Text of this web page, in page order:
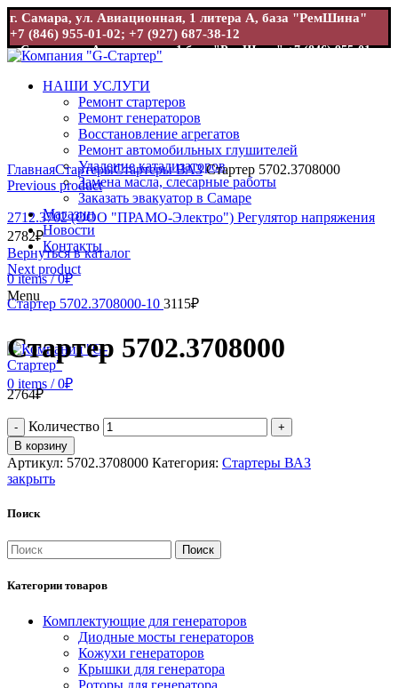
г. Самара, ул. Авиационная, 1 литера А, база "РемШина"
+7 (846) 955-01-02; +7 (927) 687-38-12
г. Самара, ул. Авиационная, 1 база "РемШина" +7 (846) 955-01-
02; +7 (927) 687-38-12
НАШИ УСЛУГИ
Ремонт стартеров
Ремонт генераторов
Восстановление агрегатов
Ремонт автомобильных глушителей
Удаление катализаторов
Замена масла, слесарные работы
Заказать эвакуатор в Самаре
Магазин
Новости
Контакты
0items / 0₽
Menu
0 items / 0₽
Увеличить
ГлавнаяСтартерыСтартеры ВАЗСтартер 5702.3708000
Previous product
2712.3702 (ООО "ПРАМО-Электро") Регулятор напряжения
2782₽
Вернуться в каталог
Next product
Стартер 5702.3708000-10 3115₽
Стартер 5702.3708000
2764₽
Количество
В корзину
Артикул: 5702.3708000 Категория: Стартеры ВАЗ
закрыть
Поиск
Поиск
Категории товаров
Комплектующие для генераторов
Диодные мосты генераторов
Кожухи генераторов
Крышки для генератора
Роторы для генератора